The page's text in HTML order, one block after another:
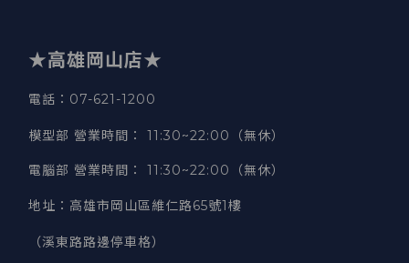
★高雄岡山店★
電話：07-621-1200
模型部 營業時間 ： 11:30~22:00（無休）
電腦部 營業時間 ： 11:30~22:00（無休）
地址 ： 高雄市岡山區維仁路65號1樓
（溪東路路邊停車格）